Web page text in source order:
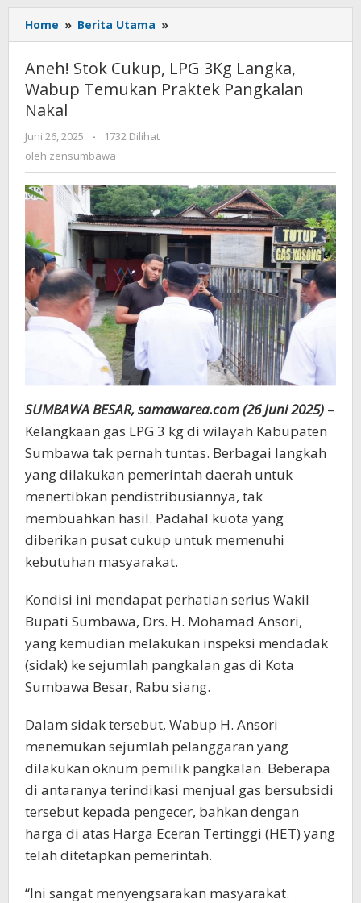
Home » Berita Utama »
Stok
LPG
3Kg
Pangkalan
Nakal
Aneh! Stok Cukup, LPG 3Kg Langka,
Wabup Temukan Praktek Pangkalan
Nakal
Juni 26, 2025
oleh
zensumbawa
-
1732 Dilihat
oleh zensumbawa
SUMBAWA BESAR, samawarea.com (26 Juni 2025) –
Kelangkaan gas LPG 3 kg di wilayah Kabupaten
Sumbawa tak pernah tuntas. Berbagai langkah
yang dilakukan pemerintah daerah untuk
menertibkan pendistribusiannya, tak
membuahkan hasil. Padahal kuota yang
diberikan pusat cukup untuk memenuhi
kebutuhan masyarakat.
Kondisi ini mendapat perhatian serius Wakil
Bupati Sumbawa, Drs. H. Mohamad Ansori,
yang kemudian melakukan inspeksi mendadak
(sidak) ke sejumlah pangkalan gas di Kota
Sumbawa Besar, Rabu siang.
Dalam sidak tersebut, Wabup H. Ansori
menemukan sejumlah pelanggaran yang
dilakukan oknum pemilik pangkalan. Beberapa
di antaranya terindikasi menjual gas bersubsidi
tersebut kepada pengecer, bahkan dengan
harga di atas Harga Eceran Tertinggi (HET) yang
telah ditetapkan pemerintah.
“Ini sangat menyengsarakan masyarakat.